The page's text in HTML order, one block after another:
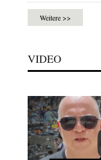
Weitere >>
VIDEO